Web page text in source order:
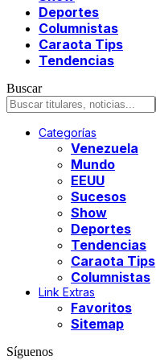
Deportes
Columnistas
Caraota Tips
Tendencias
Buscar
Categorías
Venezuela
Mundo
EEUU
Sucesos
Show
Deportes
Tendencias
Caraota Tips
Columnistas
Link Extras
Favoritos
Sitemap
Síguenos